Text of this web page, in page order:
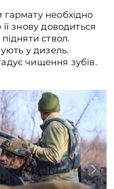
Україна, 25.01.2025. Олена
необхідно
знову доводиться
ствол.
у дизель.
чищення зубів.